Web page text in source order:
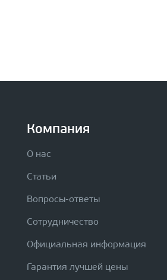
Компания
О нас
Статьи
Вопросы-ответы
Сотрудничество
Официальная информация
Гарантия лучшей цены